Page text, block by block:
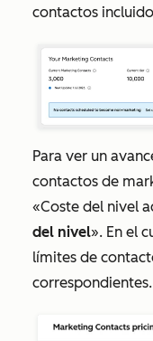
contactos
Para ver un
contactos de
«Coste del nivel
del nivel». En el
límites de
correspondientes.